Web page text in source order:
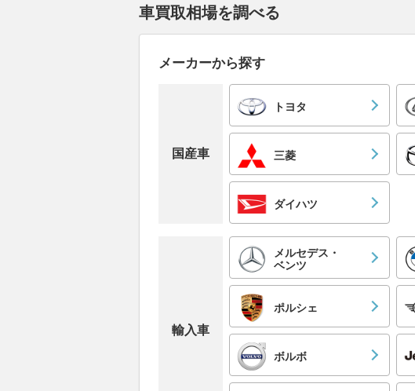
車買取相場を調べる
メーカーから探す
国産車
トヨタ
三菱
ダイハツ
輸入車
メルセデス・
ベンツ
ポルシェ
ボルボ